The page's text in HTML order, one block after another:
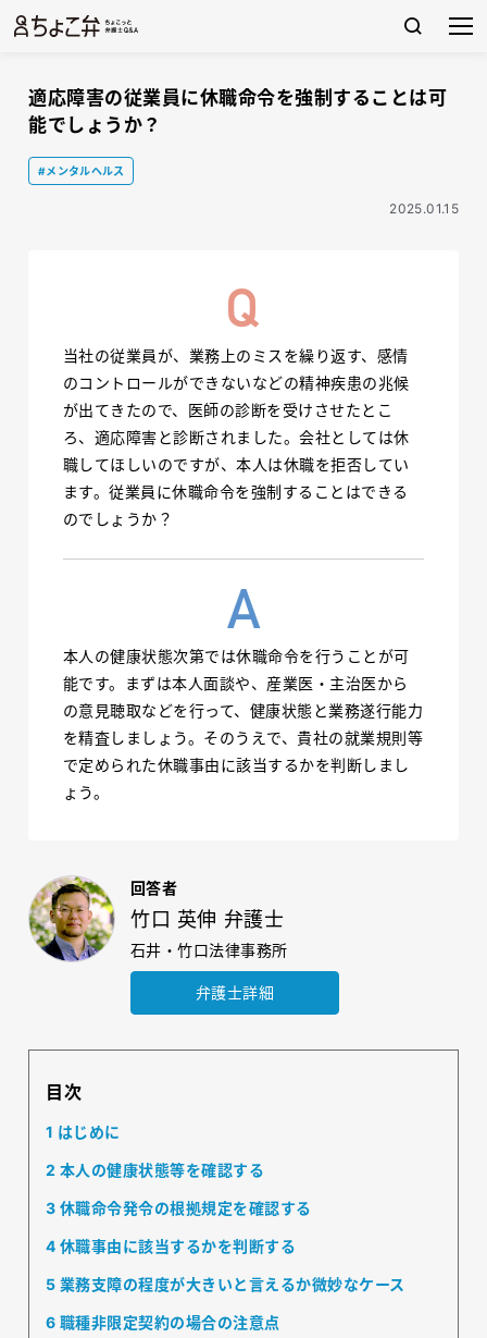
適応障害の従業員に休職命令を強制することは可
能でしょうか？
#メンタルヘルス
2025.01.15
当社の従業員が、業務上のミスを繰り返す、感情
のコントロールができないなどの精神疾患の兆候
が出てきたので、医師の診断を受けさせたとこ
ろ、適応障害と診断されました。会社としては休
職してほしいのですが、本人は休職を拒否してい
ます。従業員に休職命令を強制することはできる
のでしょうか？
本人の健康状態次第では休職命令を行うことが可
能です。まずは本人面談や、産業医・主治医から
の意見聴取などを行って、健康状態と業務遂行能力
を精査しましょう。そのうえで、貴社の就業規則等
で定められた休職事由に該当するかを判断しまし
ょう。
回答者
竹口 英伸 弁護士
石井・竹口法律事務所
弁護士詳細
目次
1 はじめに
2 本人の健康状態等を確認する
3 休職命令発令の根拠規定を確認する
4 休職事由に該当するかを判断する
5 業務支障の程度が大きいと言えるか微妙なケース
6 職種非限定契約の場合の注意点